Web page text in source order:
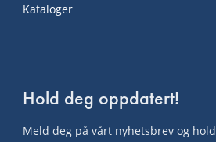
Kataloger
Hold deg oppdatert!
Meld deg på vårt nyhetsbrev og hold